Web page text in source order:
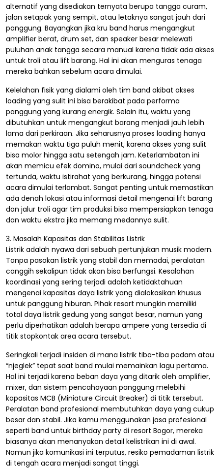
alternatif yang disediakan ternyata berupa tangga curam,
jalan setapak yang sempit, atau letaknya sangat jauh dari
panggung. Bayangkan jika kru band harus mengangkut
amplifier berat, drum set, dan speaker besar melewati
puluhan anak tangga secara manual karena tidak ada akses
untuk troli atau lift barang. Hal ini akan menguras tenaga
mereka bahkan sebelum acara dimulai.
Kelelahan fisik yang dialami oleh tim band akibat akses
loading yang sulit ini bisa berakibat pada performa
panggung yang kurang energik. Selain itu, waktu yang
dibutuhkan untuk mengangkut barang menjadi jauh lebih
lama dari perkiraan. Jika seharusnya proses loading hanya
memakan waktu tiga puluh menit, karena akses yang sulit
bisa molor hingga satu setengah jam. Keterlambatan ini
akan memicu efek domino, mulai dari soundcheck yang
tertunda, waktu istirahat yang berkurang, hingga potensi
acara dimulai terlambat. Sangat penting untuk memastikan
ada denah lokasi atau informasi detail mengenai lift barang
dan jalur troli agar tim produksi bisa mempersiapkan tenaga
dan waktu ekstra jika memang medannya sulit.
3. Masalah Kapasitas dan Stabilitas Listrik
Listrik adalah nyawa dari sebuah pertunjukan musik modern.
Tanpa pasokan listrik yang stabil dan memadai, peralatan
canggih sekalipun tidak akan bisa berfungsi. Kesalahan
koordinasi yang sering terjadi adalah ketidaktahuan
mengenai kapasitas daya listrik yang dialokasikan khusus
untuk panggung hiburan. Pihak resort mungkin memiliki
total daya listrik gedung yang sangat besar, namun yang
perlu diperhatikan adalah berapa ampere yang tersedia di
titik stopkontak area acara tersebut.
Seringkali terjadi insiden di mana listrik tiba-tiba padam atau
“njeglek” tepat saat band mulai memainkan lagu pertama.
Hal ini terjadi karena beban daya yang ditarik oleh amplifier,
mixer, dan sistem pencahayaan panggung melebihi
kapasitas MCB (Miniature Circuit Breaker) di titik tersebut.
Peralatan band profesional membutuhkan daya yang cukup
besar dan stabil. Jika kamu menggunakan jasa profesional
seperti band untuk birthday party di resort Bogor, mereka
biasanya akan menanyakan detail kelistrikan ini di awal.
Namun jika komunikasi ini terputus, resiko pemadaman listrik
di tengah acara menjadi sangat tinggi.